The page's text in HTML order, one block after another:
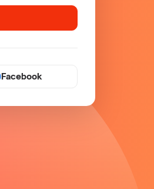
Facebook